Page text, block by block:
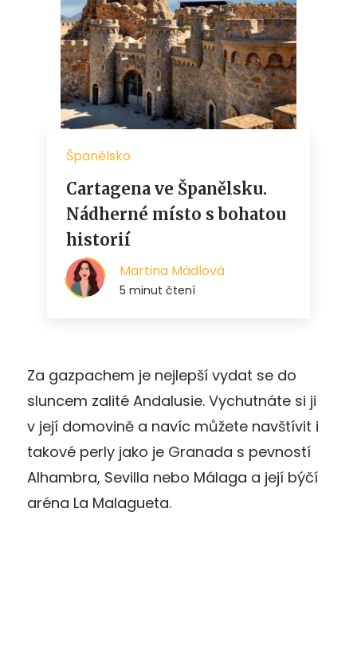
Za gazpachem je nejlepší vydat se do
sluncem zalité Andalusie. Vychutnáte si ji
v její domovině a navíc můžete navštívit i
takové perly jako je Granada s pevností
Alhambra, Sevilla nebo Málaga a její býčí
aréna La Malagueta.